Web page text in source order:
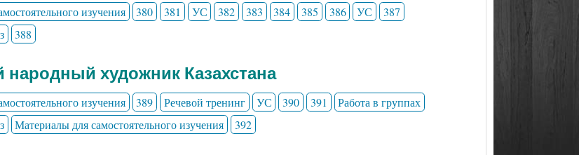
изучения 380 381 УС 382 383 384 385 386 УС
387
388
народный художник Казахстана
изучения 389 Речевой тренинг УС 390 391
Работа в группах
Материалы для самостоятельного изучения 392